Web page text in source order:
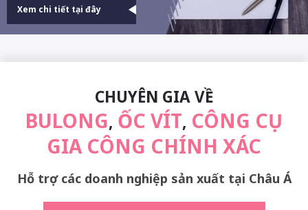
Xem chi tiết tại đây
CHUYÊN GIA VỀ
BULONG, ỐC VÍT, CÔNG CỤ
GIA CÔNG CHÍNH XÁC
Hỗ trợ các doanh nghiệp sản xuất tại Châu Á